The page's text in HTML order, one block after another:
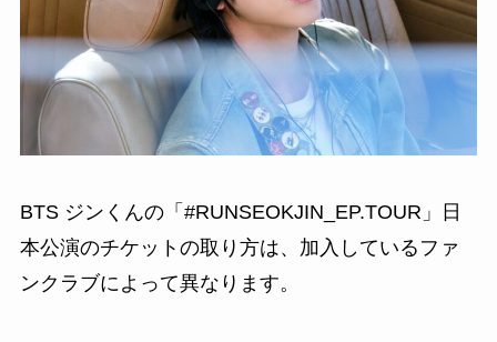
BTS ジンくんの「#RUNSEOKJIN_EP.TOUR」日
本公演のチケットの取り方は、加入しているファ
ンクラブによって異なります。